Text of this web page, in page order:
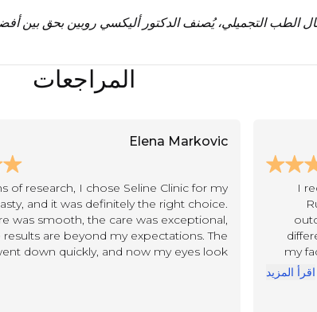
الطب التجميلي، يُصنف الدكتور أليكسي روبين بحق بين
المراجعات
Elena Markovic
of research, I chose Seline Clinic for my
and it was definitely the right choice.
was smooth, the care was exceptional,
results are beyond my expectations. The
down quickly, and now my eyes look
but still very natural. Thank you to Dr.
I
my
kind,
to
اقرأ المزيد